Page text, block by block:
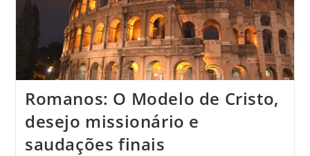
Romanos: O Modelo de Cristo,
desejo missionário e
saudações finais